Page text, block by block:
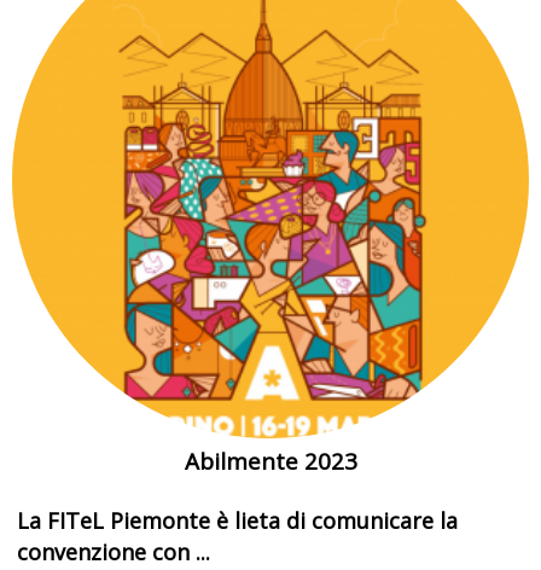
Abilmente 2023
La FITeL Piemonte è lieta di comunicare la
convenzione con ...